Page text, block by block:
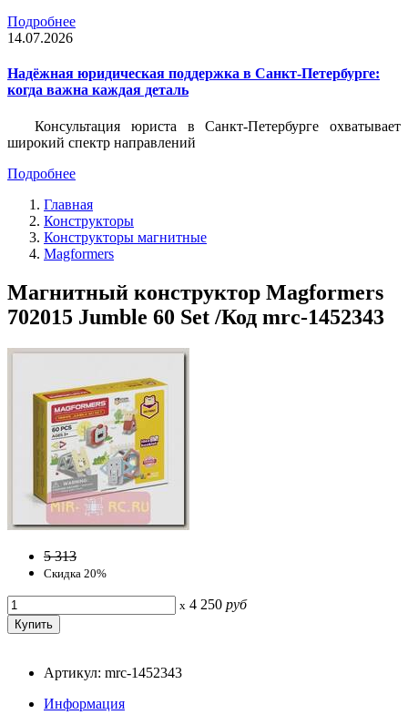
Подробнее
14.07.2026
Надёжная юридическая поддержка в Санкт-Петербурге:
когда важна каждая деталь
Консультация юриста в Санкт-Петербурге охватывает
широкий спектр направлений
Подробнее
Главная
Конструкторы
Конструкторы магнитные
Magformers
Магнитный конструктор Magformers
702015 Jumble 60 Set /Код mrc-1452343
5 313
Скидка 20%
x 4 250 руб
Артикул: mrc-1452343
Информация